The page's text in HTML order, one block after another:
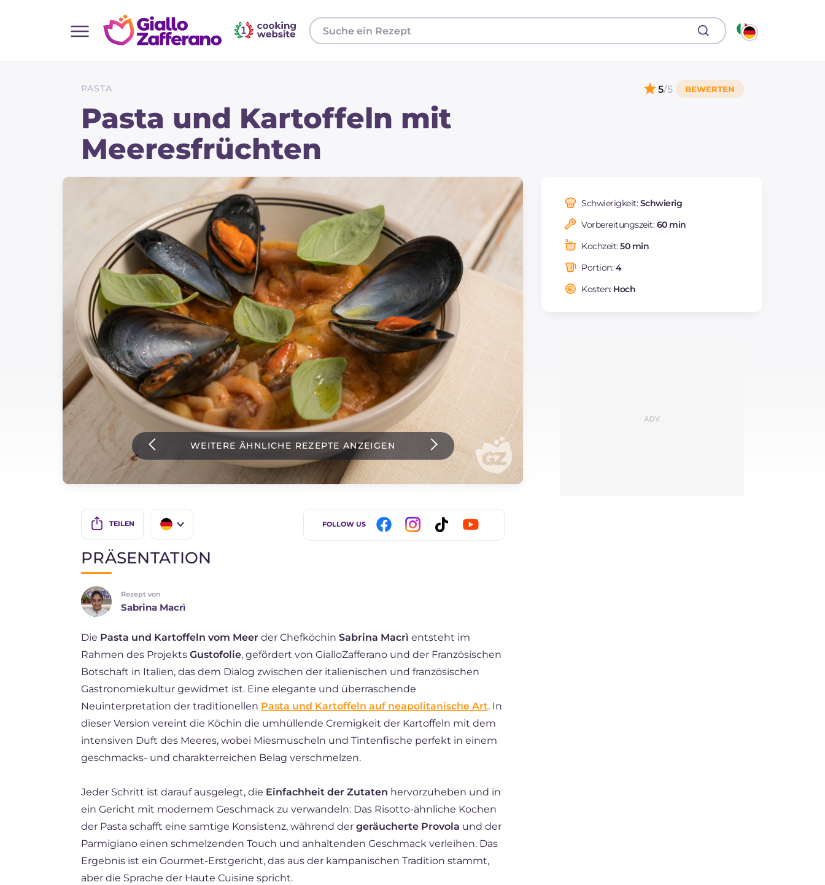
Kuchen und Backwaren
Neueste rezepte
Instagram
YouTube
PASTA
Pasta und Kartoffeln mit
Meeresfrüchten
5/5
WEITERE ÄHNLICHE REZEPTE ANZEIGEN
TEILEN
BR
FOLLOW US
Schwierigkeit:Schwierig
Vorbereitungszeit:60 min
Kochzeit:50 min
Portion:4
Kosten: Hoch
PRÄSENTATION
Rezept von
Sabrina Macrì
Die Pasta und Kartoffeln vom Meer der Chefköchin Sabrina Macrì entsteht im
Rahmen des Projekts Gustofolie, gefördert von GialloZafferano und der Französischen
Botschaft in Italien, das dem Dialog zwischen der italienischen und französischen
Gastronomiekultur gewidmet ist. Eine elegante und überraschende
Neuinterpretation der traditionellen Pasta und Kartoffeln auf neapolitanische Art. In
dieser Version vereint die Köchin die umhüllende Cremigkeit der Kartoffeln mit dem
intensiven Duft des Meeres, wobei Miesmuscheln und Tintenfische perfekt in einem
geschmacks- und charakterreichen Belag verschmelzen.
Jeder Schritt ist darauf ausgelegt, die Einfachheit der Zutaten hervorzuheben und in
ein Gericht mit modernem Geschmack zu verwandeln: Das Risotto-ähnliche Kochen
der Pasta schafft eine samtige Konsistenz, während der geräucherte Provola und der
Parmigiano einen schmelzenden Touch und anhaltenden Geschmack verleihen. Das
Ergebnis ist ein Gourmet-Erstgericht, das aus der kampanischen Tradition stammt,
aber die Sprache der Haute Cuisine spricht.